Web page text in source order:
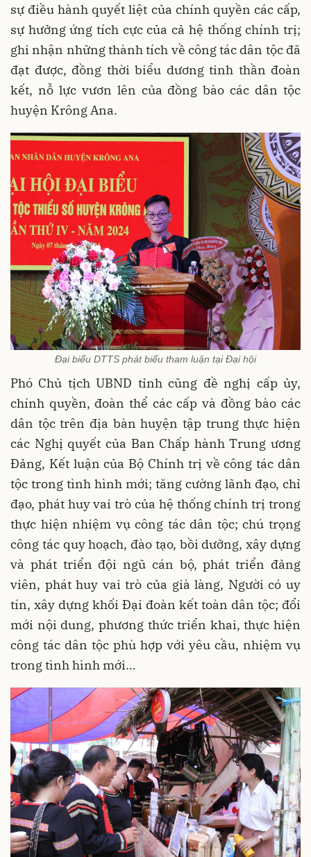
sự điều hành quyết liệt của chính quyền các cấp,
sự hưởng ứng tích cực của cả hệ thống chính trị;
ghi nhận những thành tích về công tác dân tộc đã
đạt được, đồng thời biểu dương tinh thần đoàn
kết, nỗ lực vươn lên của đồng bào các dân tộc
huyện Krông Ana.
Đại biểu DTTS phát biểu tham luận tại Đại hội
Phó Chủ tịch UBND tỉnh cũng đề nghị cấp ủy,
chính quyền, đoàn thể các cấp và đồng bào các
dân tộc trên địa bàn huyện tập trung thực hiện
các Nghị quyết của Ban Chấp hành Trung ương
Đảng, Kết luận của Bộ Chính trị về công tác dân
tộc trong tình hình mới; tăng cường lãnh đạo, chỉ
đạo, phát huy vai trò của hệ thống chính trị trong
thực hiện nhiệm vụ công tác dân tộc; chú trọng
công tác quy hoạch, đào tạo, bồi dưỡng, xây dựng
và phát triển đội ngũ cán bộ, phát triển đảng
viên, phát huy vai trò của già làng, Người có uy
tín, xây dựng khối Đại đoàn kết toàn dân tộc; đổi
mới nội dung, phương thức triển khai, thực hiện
công tác dân tộc phù hợp với yêu cầu, nhiệm vụ
trong tình hình mới…